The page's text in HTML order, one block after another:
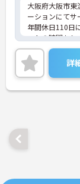
大阪府大阪市東
ーションにてサ
年間休日110日
ートの時間もし
徒歩圏内なの
ご興味のある方
せください。
詳